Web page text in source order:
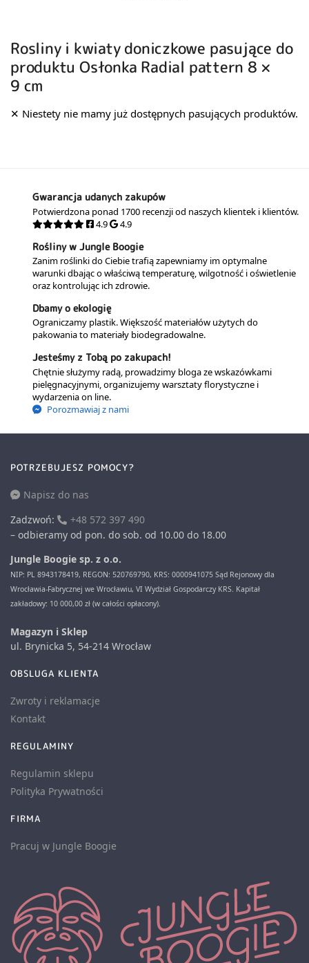
Rosliny i kwiaty doniczkowe pasujące do
produktu Osłonka Radial pattern 8 ×
9 cm
Gwarancja udanych zakupów
Potwierdzona ponad 1700 recenzji od naszych klientek i klientów.
4.9
4.9
Rośliny w Jungle Boogie
Zanim roślinki do Ciebie trafią zapewniamy im optymalne
warunki dbając o właściwą temperaturę, wilgotność i oświetlenie
oraz kontrolując ich zdrowie.
Dbamy o ekologię
Ograniczamy plastik. Większość materiałów użytych do
pakowania to materiały biodegradowalne.
Jesteśmy z Tobą po zakupach!
Chętnie służymy radą, prowadzimy bloga ze wskazówkami
pielęgnacyjnymi, organizujemy warsztaty florystyczne i
wydarzenia on line.
Porozmawiaj z nami
POTRZEBUJESZ POMOCY?
Napisz do nas
Zadzwoń:
+48 572 397 490
– odbieramy od pon. do sob. od 10.00 do 18.00
Jungle Boogie sp. z o.o.
NIP: PL 8943178419, REGON: 520769790, KRS: 0000941075 Sąd Rejonowy dla
Wrocławia-Fabrycznej we Wrocławiu, VI Wydział Gospodarczy KRS. Kapitał
zakładowy: 10 000,00 zł (w całości opłacony).
Magazyn i Sklep
ul. Brynicka 5, 54-214 Wrocław
OBSLUGA KLIENTA
Zwroty i reklamacje
Kontakt
REGULAMINY
Regulamin sklepu
Polityka Prywatności
FIRMA
Pracuj w Jungle Boogie